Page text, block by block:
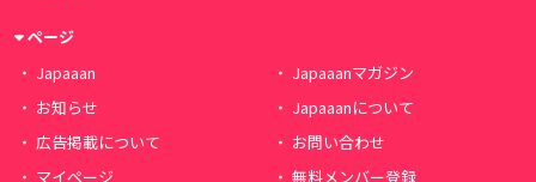
ページ
Japaaan
Japaaanマガジン
お知らせ
Japaaanについて
広告掲載について
お問い合わせ
マイページ
無料メンバー登録